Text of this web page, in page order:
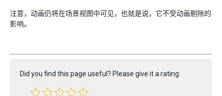
注意，动画仍将在场景视图中可见，也就是说，它不受动画剔除的
影响。
Did you find this page useful? Please give it a rating: